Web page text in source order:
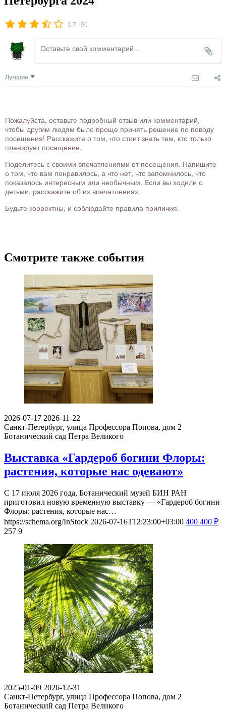
3.7 /90
Лучшие
Пожалуйста, оставьте подробный отзыв или комментарий,
чтобы другим людям было проще принять решение по поводу
посещения! Расскажите о том, что стоит знать тем, кто только
планирует посещение.
Поделитесь с своими впечатлениями от посещения. Напишите
о том, что вам понравилось, а что нет, что запомнилось, что
показалось интересным или необычным. Если вы ходили с
детьми, расскажите об их впечатлениях.
Будьте корректны, и соблюдайте правила приличия.
Смотрите также события
2026-07-17 2026-11-22
Санкт-Петербург, улица Профессора Попова, дом 2
Ботанический сад Петра Великого
Выставка «Гардероб богини Флоры:
растения, которые нас одевают»
С 17 июля 2026 года, Ботанический музей БИН РАН
приготовил новую временную выставку — «Гардероб богини
Флоры: растения, которые нас…
https://schema.org/InStock 2026-07-16T12:23:00+03:00 400 400 ₽
257 9
2025-01-09 2026-12-31
Санкт-Петербург, улица Профессора Попова, дом 2
Ботанический сад Петра Великого